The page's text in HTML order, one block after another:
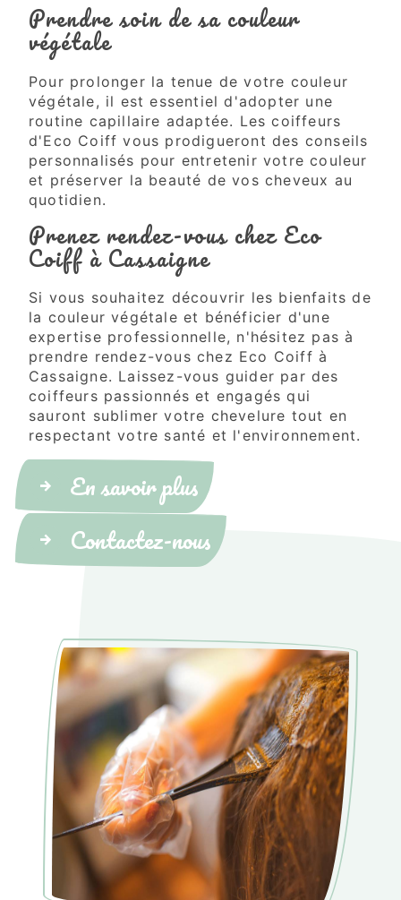
Prendre soin de sa couleur
végétale
Pour prolonger la tenue de votre couleur
végétale, il est essentiel d'adopter une
routine capillaire adaptée. Les coiffeurs
d'Eco Coiff vous prodigueront des conseils
personnalisés pour entretenir votre couleur
et préserver la beauté de vos cheveux au
quotidien.
Prenez rendez-vous chez Eco
Coiff à Cassaigne
Si vous souhaitez découvrir les bienfaits de
la couleur végétale et bénéficier d'une
expertise professionnelle, n'hésitez pas à
prendre rendez-vous chez Eco Coiff à
Cassaigne. Laissez-vous guider par des
coiffeurs passionnés et engagés qui
sauront sublimer votre chevelure tout en
respectant votre santé et l'environnement.
En savoir plus
Contactez-nous